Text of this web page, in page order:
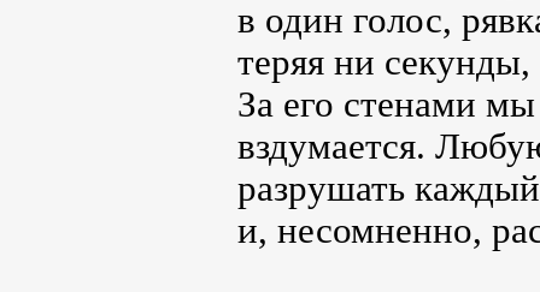
в один голос,
теряя ни
За его стенами
вздумается.
разрушать
и, несомненно,